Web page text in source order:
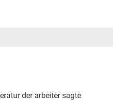
der arbeiter sagte